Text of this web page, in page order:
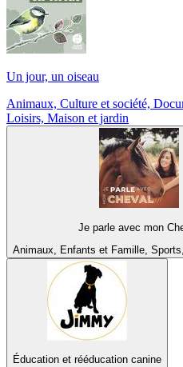
Un jour, un oiseau
Animaux, Culture et société,
Loisirs, Maison et jardin
Je parle avec mon
Animaux, Enfants et Famille,
Éducation et rééducation canine